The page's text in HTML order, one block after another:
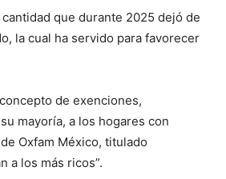
que durante 2025 dejó de
la cual ha servido para favorecer
de exenciones,
mayoría, a los hogares con
Oxfam México, titulado
a los más ricos”.